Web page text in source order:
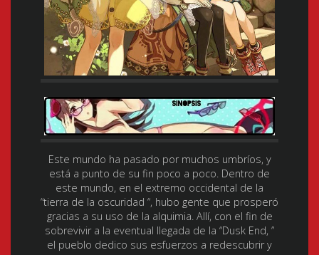
Este mundo ha pasado por muchos umbríos, y
está a punto de su fin poco a poco. Dentro de
este mundo, en el extremo occidental de la
“tierra de la oscuridad “, hubo gente que prosperó
gracias a su uso de la alquimia. Allí, con el fin de
sobrevivir a la eventual llegada de la “Dusk End, ”
el pueblo dedico sus esfuerzos a redescubrir y